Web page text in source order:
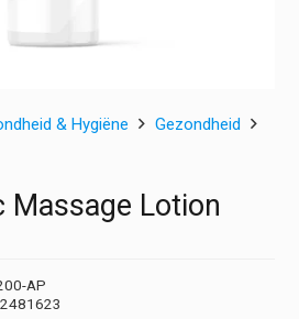
& Hygiëne
Gezondheid
Massage Lotion
AP